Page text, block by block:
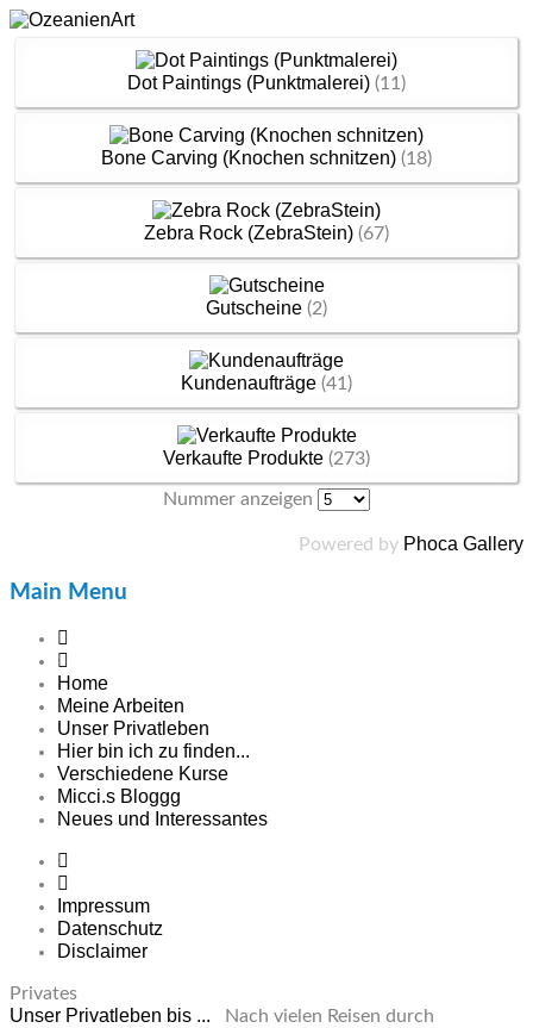
Dot Paintings (Punktmalerei) (11)
Bone Carving (Knochen schnitzen) (18)
Zebra Rock (ZebraStein) (67)
Gutscheine (2)
Kundenaufträge (41)
Verkaufte Produkte (273)
Nummer anzeigen
Powered by Phoca Gallery
Main Menu
Home
Meine Arbeiten
Unser Privatleben
Hier bin ich zu finden...
Verschiedene Kurse
Micci.s Bloggg
Neues und Interessantes
Impressum
Datenschutz
Disclaimer
Privates
Unser Privatleben bis ...
Nach vielen Reisen durch